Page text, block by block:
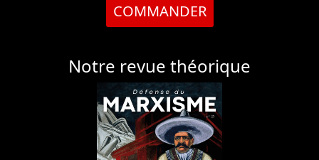
COMMANDER
Notre revue théorique